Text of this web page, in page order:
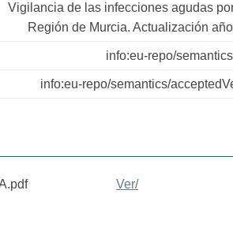
Vigilancia de las infecciones agudas
Región de Murcia. Actualización
info:eu-repo/
info:eu-repo/semantics/
Ver/